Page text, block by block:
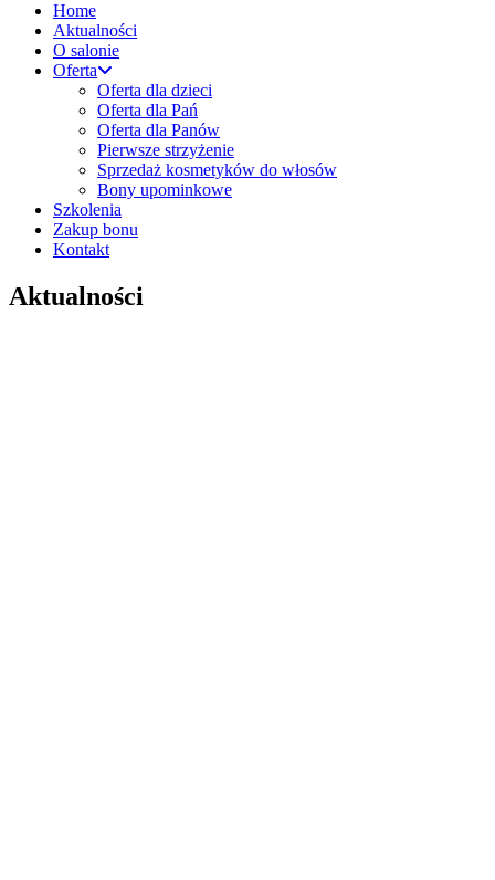
Home
Aktualności
O salonie
Oferta
Oferta dla dzieci
Oferta dla Pań
Oferta dla Panów
Pierwsze strzyżenie
Sprzedaż kosmetyków do włosów
Bony upominkowe
Szkolenia
Zakup bonu
Kontakt
Aktualności